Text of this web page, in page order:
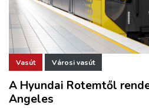
Vasút Városi vasút
A Hyundai Rotemtől
Angeles